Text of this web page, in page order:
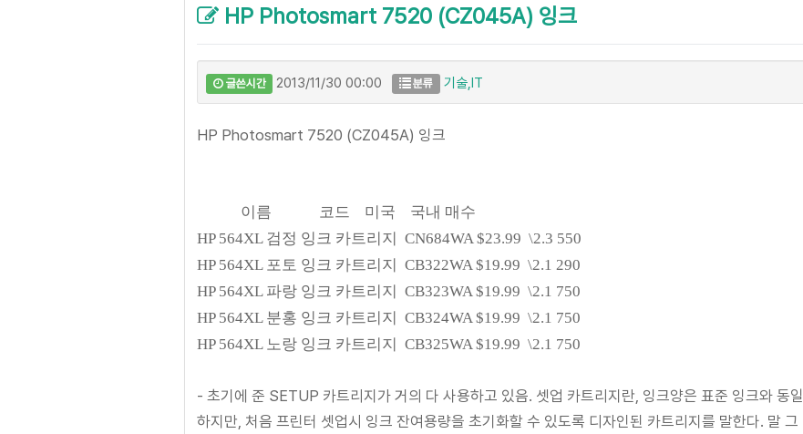
HP Photosmart 7520 (CZ045A) 잉크
글쓴시간 2013/11/30 00:00 분류 기술,IT
HP Photosmart 7520 (CZ045A) 잉크
이름 코드 미국 국내 매수
HP 564XL 검정 잉크 카트리지 CN684WA $23.99 \2.3 550
HP 564XL 포토 잉크 카트리지 CB322WA $19.99 \2.1 290
HP 564XL 파랑 잉크 카트리지 CB323WA $19.99 \2.1 750
HP 564XL 분홍 잉크 카트리지 CB324WA $19.99 \2.1 750
HP 564XL 노랑 잉크 카트리지 CB325WA $19.99 \2.1 750
- 초기에 준 SETUP 카트리지가 거의 다 사용하고 있음. 셋업 카트리지란, 잉크양은 표준 잉크와 동일
하지만, 처음 프린터 셋업시 잉크 잔여용량을 초기화할 수 있도록 디자인된 카트리지를 말한다. 말 그